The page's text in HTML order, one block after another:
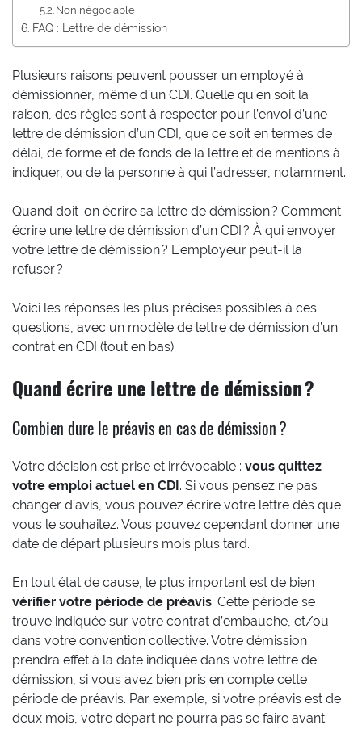
Non négociable
FAQ : Lettre de démission
Plusieurs raisons peuvent pousser un employé à
démissionner, même d’un CDI. Quelle qu’en soit la
raison, des règles sont à respecter pour l’envoi d’une
lettre de démission d’un CDI, que ce soit en termes de
délai, de forme et de fonds de la lettre et de mentions à
indiquer, ou de la personne à qui l’adresser, notamment.
Quand doit-on écrire sa lettre de démission ? Comment
écrire une lettre de démission d’un CDI ? À qui envoyer
votre lettre de démission ? L’employeur peut-il la
refuser ?
Voici les réponses les plus précises possibles à ces
questions, avec un modèle de lettre de démission d’un
contrat en CDI (tout en bas).
Quand écrire une lettre de démission ?
Combien dure le préavis en cas de démission ?
Votre décision est prise et irrévocable : vous quittez
votre emploi actuel en CDI. Si vous pensez ne pas
changer d’avis, vous pouvez écrire votre lettre dès que
vous le souhaitez. Vous pouvez cependant donner une
date de départ plusieurs mois plus tard.
En tout état de cause, le plus important est de bien
vérifier votre période de préavis. Cette période se
trouve indiquée sur votre contrat d’embauche, et/ou
dans votre convention collective. Votre démission
prendra effet à la date indiquée dans votre lettre de
démission, si vous avez bien pris en compte cette
période de préavis. Par exemple, si votre préavis est de
deux mois, votre départ ne pourra pas se faire avant.